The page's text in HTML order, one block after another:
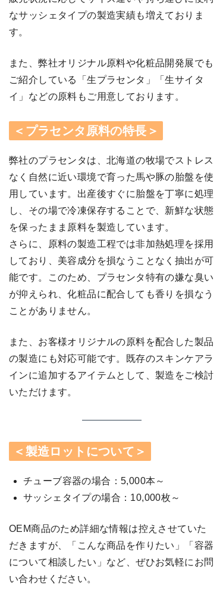
なサッシェタイプの製造実績も増えておりま
す。
また、弊社オリジナル原料や化粧品開発展でも
ご紹介している「生プラセンタ」「生サイタ
イ」などの原料もご用意しております。
＜プラセンタ原料の特長＞
弊社のプラセンタは、北海道の牧場でストレス
なく自然に近い環境で育った馬や豚の胎盤を使
用しています。出産後すぐに胎盤を丁寧に処理
し、その場で冷凍保存することで、新鮮な状態
を保ったまま原料を製造しています。
さらに、原料の製造工程では非加熱処理を採用
しており、美容成分を損なうことなく抽出が可
能です。このため、プラセンタ特有の嫌な臭い
が抑えられ、化粧品に配合しても香りを損なう
ことがありません。
また、お客様オリジナルの原料を配合した製品
の製造にも対応可能です。既存のスキンケアラ
インに追加するアイテムとして、製造をご検討
いただけます。
＜製造ロットについて＞
チューブ容器の場合：5,000本～
サッシェタイプの場合：10,000枚～
OEM商品のため詳細な情報は控えさせていた
だきますが、「こんな商品を作りたい」「容器
について相談したい」など、ぜひお気軽にお問
い合わせください。